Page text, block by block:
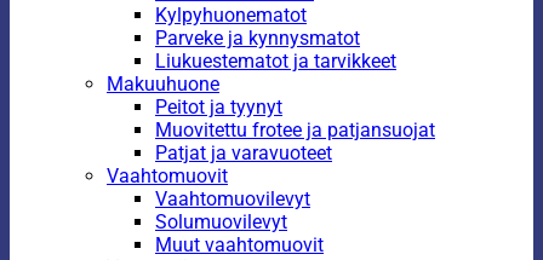
Kylpyhuonematot
Parveke ja kynnysmatot
Liukuestematot ja tarvikkeet
Makuuhuone
Peitot ja tyynyt
Muovitettu frotee ja patjansuojat
Patjat ja varavuoteet
Vaahtomuovit
Vaahtomuovilevyt
Solumuovilevyt
Muut vaahtomuovit